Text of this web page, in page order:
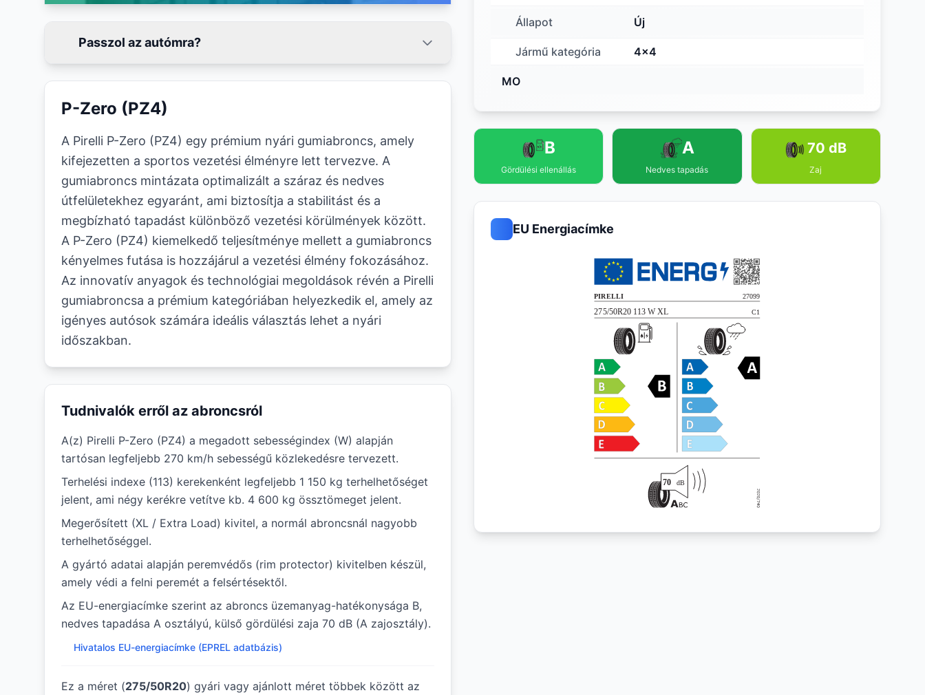
Passzol az autómra?
P-Zero (PZ4)
A Pirelli P-Zero (PZ4) egy prémium nyári gumiabroncs, amely
kifejezetten a sportos vezetési élményre lett tervezve. A
gumiabroncs mintázata optimalizált a száraz és nedves
útfelületekhez egyaránt, ami biztosítja a stabilitást és a
megbízható tapadást különböző vezetési körülmények között.
A P-Zero (PZ4) kiemelkedő teljesítménye mellett a gumiabroncs
kényelmes futása is hozzájárul a vezetési élmény fokozásához.
Az innovatív anyagok és technológiai megoldások révén a Pirelli
gumiabroncsa a prémium kategóriában helyezkedik el, amely az
igényes autósok számára ideális választás lehet a nyári
időszakban.
Tudnivalók erről az abroncsról
A(z) Pirelli P-Zero (PZ4) a megadott sebességindex (W) alapján
tartósan legfeljebb 270 km/h sebességű közlekedésre tervezett.
Terhelési indexe (113) kerekenként legfeljebb 1 150 kg terhelhetőséget
jelent, ami négy kerékre vetítve kb. 4 600 kg össztömeget jelent.
Megerősített (XL / Extra Load) kivitel, a normál abroncsnál nagyobb
terhelhetőséggel.
A gyártó adatai alapján peremvédős (rim protector) kivitelben készül,
amely védi a felni peremét a felsértésektől.
Az EU-energiacímke szerint az abroncs üzemanyag-hatékonysága B,
nedves tapadása A osztályú, külső gördülési zaja 70 dB (A zajosztály).
Hivatalos EU-energiacímke (EPREL adatbázis)
Ez a méret (275/50R20) gyári vagy ajánlott méret többek között az
Állapot Új
Jármű kategória 4x4
MO
B
Gördülési ellenállás
A
Nedves tapadás
70 dB
Zaj
EU Energiacímke